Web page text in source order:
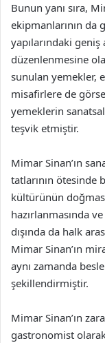
Bunun yanı sıra,
ekipmanlarının da
yapılarındaki
düzenlenmesine
sunulan yemekler,
misafirlere de
yemeklerin
teşvik etmiştir.
Mimar Sinan’ın
tatlarının
kültürünün
hazırlanmasında
dışında da halk
Mimar Sinan’ın
aynı zamanda
şekillendirmiştir.
Mimar Sinan’ın
gastronomist